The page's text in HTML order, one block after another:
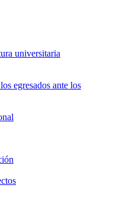
universitaria
egresados ante los